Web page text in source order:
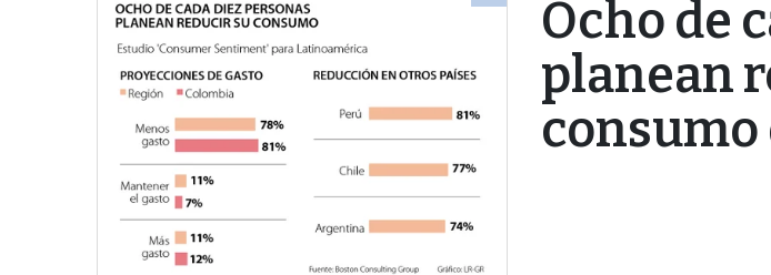
Ocho de
planean
consumo